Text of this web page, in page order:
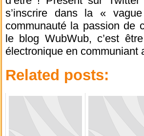
s’inscrire dans la «
communauté la passion de
le blog WubWub, c’est
électronique en communiant
Related posts: